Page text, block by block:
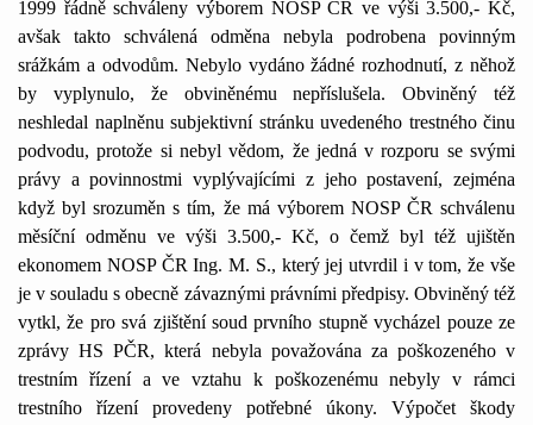
1999 řádně schváleny výborem NOSP ČR ve výši 3.500,- Kč,
avšak takto schválená odměna nebyla podrobena povinným
srážkám a odvodům. Nebylo vydáno žádné rozhodnutí, z něhož
by vyplynulo, že obviněnému nepříslušela. Obviněný též
neshledal naplněnu subjektivní stránku uvedeného trestného činu
podvodu, protože si nebyl vědom, že jedná v rozporu se svými
právy a povinnostmi vyplývajícími z jeho postavení, zejména
když byl srozuměn s tím, že má výborem NOSP ČR schválenu
měsíční odměnu ve výši 3.500,- Kč, o čemž byl též ujištěn
ekonomem NOSP ČR Ing. M. S., který jej utvrdil i v tom, že vše
je v souladu s obecně závaznými právními předpisy. Obviněný též
vytkl, že pro svá zjištění soud prvního stupně vycházel pouze ze
zprávy HS PČR, která nebyla považována za poškozeného v
trestním řízení a ve vztahu k poškozenému nebyly v rámci
trestního řízení provedeny potřebné úkony. Výpočet škody